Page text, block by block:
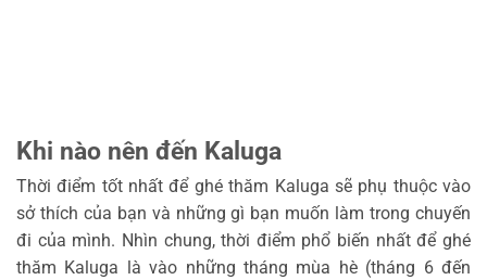
Khi nào nên đến Kaluga
Thời điểm tốt nhất để ghé thăm Kaluga sẽ phụ thuộc vào
sở thích của bạn và những gì bạn muốn làm trong chuyến
đi của mình. Nhìn chung, thời điểm phổ biến nhất để ghé
thăm Kaluga là vào những tháng mùa hè (tháng 6 đến